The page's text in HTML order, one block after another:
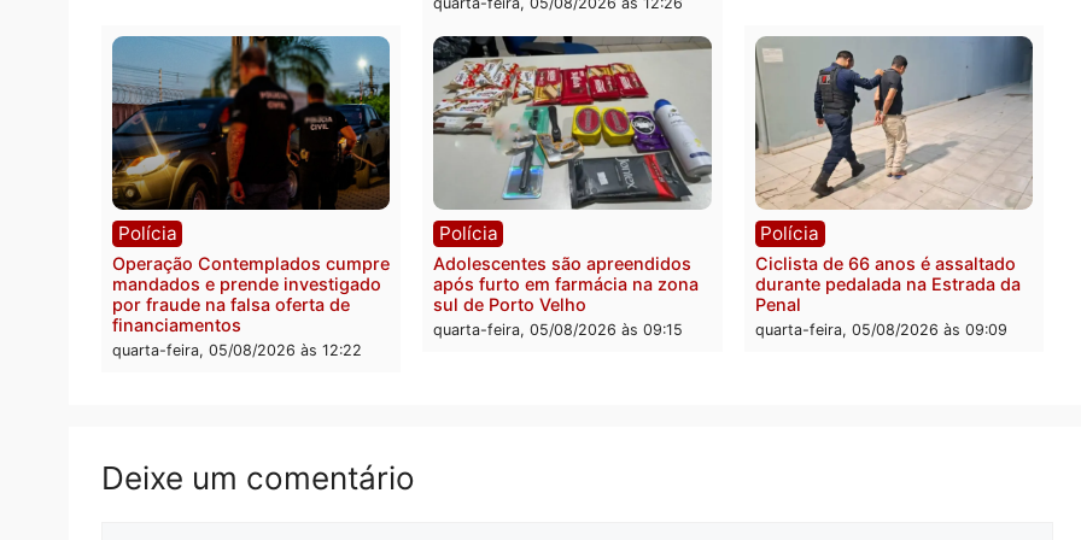
do PL
quarta-feira, 05/08/2026 às 12:33
80 para a prisão em 2026
quarta-feira, 05/08/2026 às 12:31
convenção
quarta-feira, 05/08/2026 às
Polícia
Com apenas 28% do efetivo,
Polícia Civil de Rondônia tem
maior déficit do país, aponta
estudo
quarta-feira, 05/08/2026 às 12:29
Política
Rondônia
Médicos são investigados
suspeita de receber
quarta-feira, 05/08/2026 às